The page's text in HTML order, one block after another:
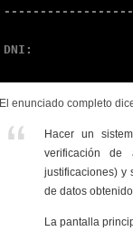
DNI:
El enunciado completo
Hacer un
verificación de
justificaciones) y
de datos
La pantalla